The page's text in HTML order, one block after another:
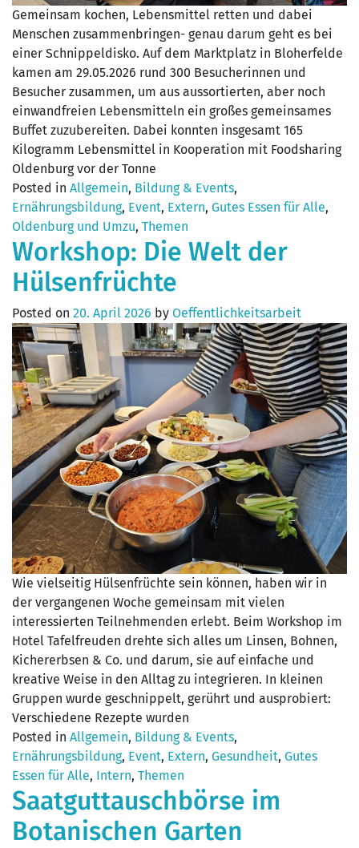
Gemeinsam kochen, Lebensmittel retten und dabei
Menschen zusammenbringen- genau darum geht es bei
einer Schnippeldisko. Auf dem Marktplatz in Bloherfelde
kamen am 29.05.2026 rund 300 Besucherinnen und
Besucher zusammen, um aus aussortierten, aber noch
einwandfreien Lebensmitteln ein großes gemeinsames
Buffet zuzubereiten. Dabei konnten insgesamt 165
Kilogramm Lebensmittel in Kooperation mit Foodsharing
Oldenburg vor der Tonne
Posted in Allgemein, Bildung & Events,
Ernährungsbildung, Event, Extern, Gutes Essen für Alle,
Oldenburg und Umzu, Themen
Workshop: Die Welt der
Hülsenfrüchte
Posted on 20. April 2026 by Oeffentlichkeitsarbeit
Wie vielseitig Hülsenfrüchte sein können, haben wir in
der vergangenen Woche gemeinsam mit vielen
interessierten Teilnehmenden erlebt. Beim Workshop im
Hotel Tafelfreuden drehte sich alles um Linsen, Bohnen,
Kichererbsen & Co. und darum, sie auf einfache und
kreative Weise in den Alltag zu integrieren. In kleinen
Gruppen wurde geschnippelt, gerührt und ausprobiert:
Verschiedene Rezepte wurden
Posted in Allgemein, Bildung & Events,
Ernährungsbildung, Event, Extern, Gesundheit, Gutes
Essen für Alle, Intern, Themen
Saatguttauschbörse im
Botanischen Garten